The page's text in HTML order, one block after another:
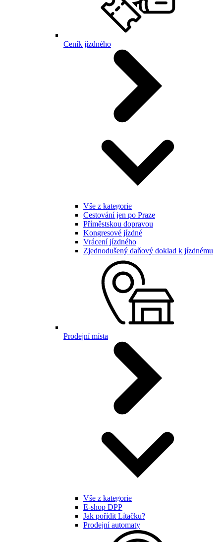
Ceník jízdného
Vše z kategorie
Cestování jen po Praze
Příměstskou dopravou
Kongresové jízdné
Vrácení jízdného
Zjednodušený daňový doklad k jízdnému
Prodejní místa
Vše z kategorie
E-shop DPP
Jak pořídit Lítačku?
Prodejní automaty